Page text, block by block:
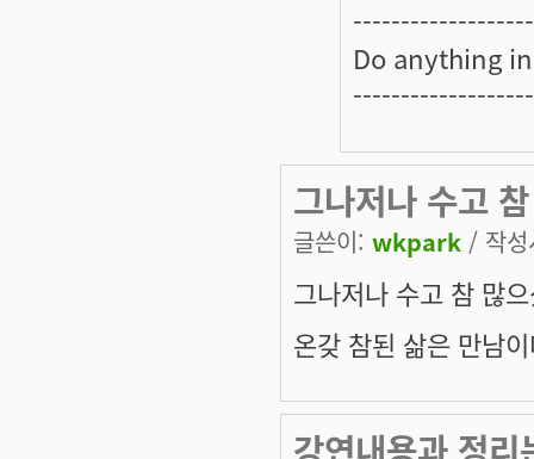
Do anything
그나저나 수고 참
글쓴이: wkpark / 작
그나저나 수고 참 많
온갖 참된 삶은 만남
강연내용과 정리